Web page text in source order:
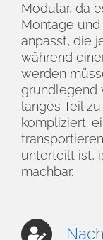
Modular, da
Montage
anpasst, die
während
werden
grundlegend
langes Teil
kompliziert;
unterteilt ist,
machbar.